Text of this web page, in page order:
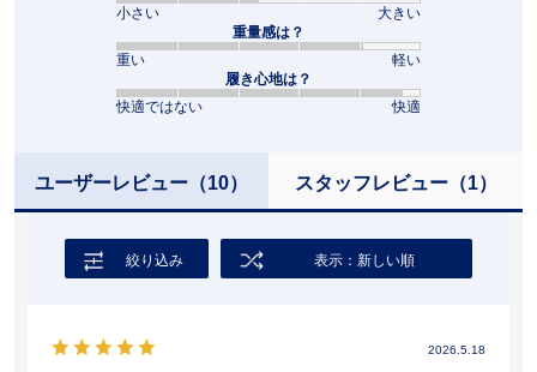
小さい
大きい
重量感は？
重い
軽い
履き心地は？
快適ではない
快適
ユーザーレビュー（10） スタッフレビュー（1）
絞り込み 表示：新しい順
2026.5.18